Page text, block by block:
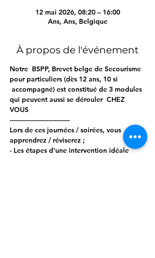
12 mai 2026, 08:20 – 16:00
Ans, Ans, Belgique
À propos de l'événement
Notre  BSPP, Brevet belge de Secourisme
pour particuliers (dès 12 ans, 10 si
accompagné) est constitué de 3 modules
qui peuvent aussi se dérouler  CHEZ
VOUS
-------------------------------
Lors de ces journées / soirées, vous
apprendrez / réviserez ;
- Les étapes d'une intervention idéale